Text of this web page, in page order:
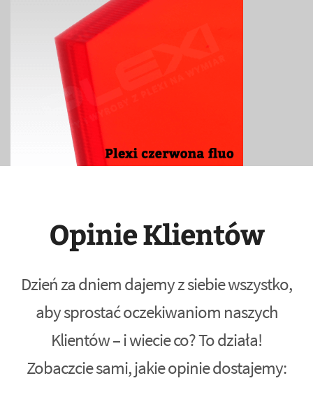
Opinie Klientów
Dzień za dniem dajemy z siebie wszystko,
aby sprostać oczekiwaniom naszych
Klientów – i wiecie co? To działa!
Zobaczcie sami, jakie opinie dostajemy: